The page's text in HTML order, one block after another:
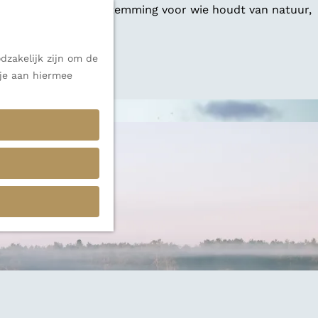
zijn om de
aan hiermee
veelzijdige bestemming voor wie houdt van natuur,
alle inspiratie.